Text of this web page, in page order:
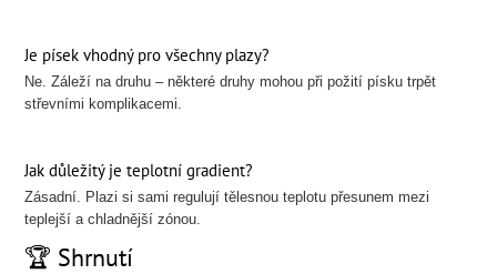
Je písek vhodný pro všechny plazy?
Ne. Záleží na druhu – některé druhy mohou při požití písku trpět
střevními komplikacemi.
Jak důležitý je teplotní gradient?
Zásadní. Plazi si sami regulují tělesnou teplotu přesunem mezi
teplejší a chladnější zónou.
🏆 Shrnutí